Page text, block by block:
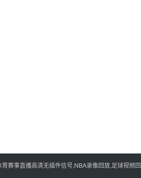
赛事直播高清无插件信号,NBA录像回放,足球视频